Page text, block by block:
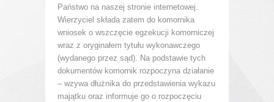
Państwo na naszej stronie internetowej.
Wierzyciel składa zatem do komornika
wniosek o wszczęcie egzekucji komorniczej
wraz z oryginałem tytułu wykonawczego
(wydanego przez sąd). Na podstawie tych
dokumentów komornik rozpoczyna działanie
– wzywa dłużnika do przedstawienia wykazu
majątku oraz informuje go o rozpoczęciu